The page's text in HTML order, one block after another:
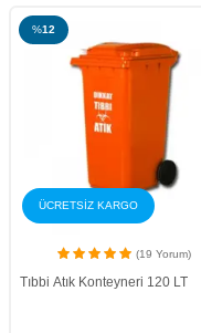
%18
(2 Yorum)
Turmed